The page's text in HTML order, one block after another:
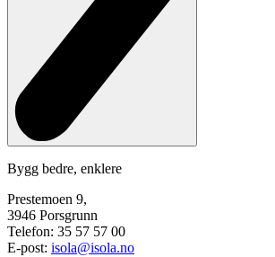
Bygg bedre, enklere
Prestemoen 9,
3946 Porsgrunn
Telefon: 35 57 57 00
E-post: isola@isola.no